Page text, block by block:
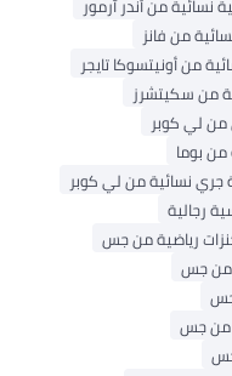
نسائية من أندر آرمور
من فانز
من أونيتسوكا تايجر
من سكيتشرز
لي كوبر
بوما
جري نسائية من لي كوبر
رجالية
رياضية من جس
من جس
من جس